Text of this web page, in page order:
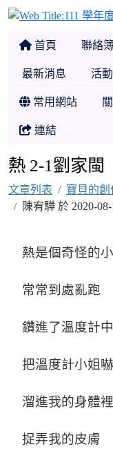
首頁 聯絡
最新消息 活
常用網站
連結
熱 2-1劉家閩
文章列表
寶貝的創
陳宥驊 於 2020-
熱是個奇怪的
常常到處亂跑
鑽進了溫度計中
把溫度計小姐
溜進我的身體裡
捉弄我的皮膚